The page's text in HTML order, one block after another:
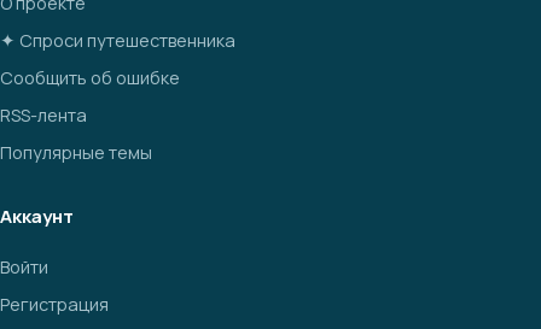
✦ Спроси путешественника
Сообщить об ошибке
RSS-лента
Популярные темы
Аккаунт
Войти
Регистрация